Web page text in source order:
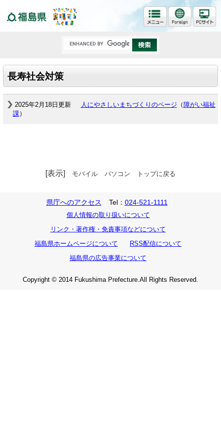
長寿社会対策
2025年2月18日更新 人にやさしいまちづくりのページ （ 障がい福祉
課）
[表示] モバイル パソコン トップに戻る
県庁へのアクセス Tel： 024-521-1111
個人情報の取り扱いについて
リンク・著作権・免責事項などについて
福島県ホームページについて
RSS配信について
福島県の広告事業について
Copyright © 2014 Fukushima Prefecture.All Rights Reserved.